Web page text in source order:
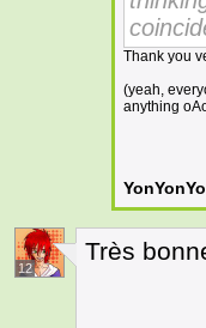
Thank you
(yeah,
anything
12
Très